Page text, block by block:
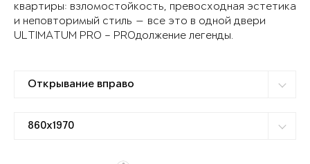
квартиры: взломостойкость, превосходная эстетика
и неповторимый стиль — все это в одной двери
ULTIMATUM PRO – PROдолжение легенды.